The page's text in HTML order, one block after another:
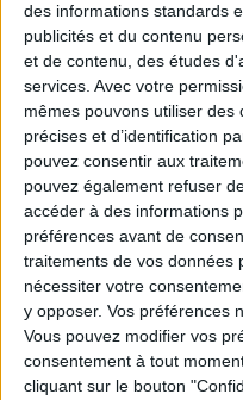
des informations standards
publicités et du contenu
et de contenu, des études
services. Avec votre
mêmes pouvons utiliser des
précises et d’identification
pouvez consentir aux
pouvez également refuser
accéder à des informations
préférences avant de
traitements de vos données
nécessiter votre
y opposer. Vos préférences
Vous pouvez modifier vos
consentement à tout
cliquant sur le bouton
Cette formation
et utiliser plus
du temps, maîtriser les
découvrir des
Découvrir
Découvrir Cotelib
Nos services